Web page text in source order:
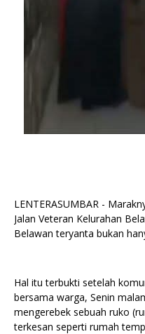
LENTERASUMBAR -
Jalan Veteran Kelurahan
Belawan teryanta bukan
Hal itu terbukti setelah
bersama warga, Senin
mengerebek sebuah ruko
terkesan seperti rumah